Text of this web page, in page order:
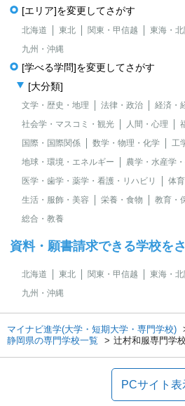
[エリア]を変更してさがす
北海道 東北 関東・甲信越 東海・
九州・沖縄
[学べる学問]を変更してさがす
[大分類]
文学・歴史・地理 法律・政治
経済・
社会学・マスコミ・観光
人間・心理
国際・国際関係
数学・物理・化学 工
地球・環境・エネルギー
農学・水産学
医学・歯学・薬学・看護・リハビリ
体
生活・服飾・美容
栄養・食物 教育・
総合・教養
資料・願書請求できる学校を
北海道 東北 関東・甲信越 東海・
九州・沖縄
マイナビ進学(大学・短期大学・専門学校)
静岡県の専門学校一覧
辻村和服専門学校
PCサイト表